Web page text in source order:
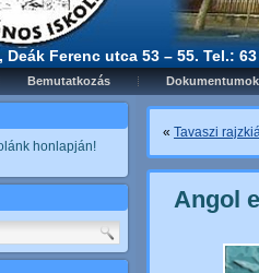
Deák Ferenc utca 53 – 55. Tel.:
Bemutatkozás Dokumentumok
honlapján!
« Tavaszi
Angol